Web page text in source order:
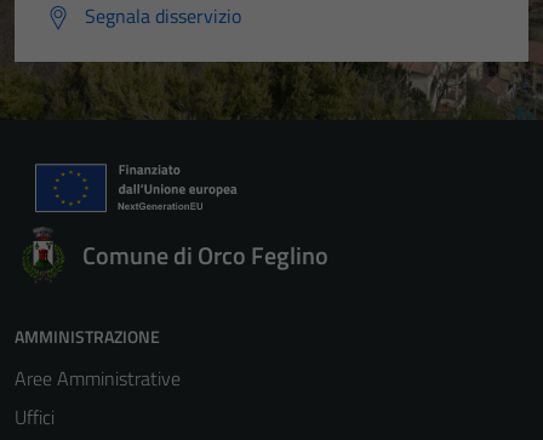
Segnala disservizio
Comune di Orco Feglino
AMMINISTRAZIONE
Aree Amministrative
Uffici